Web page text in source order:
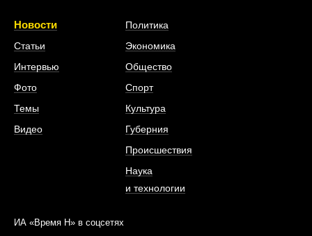
Новости
Статьи
Интервью
Фото
Темы
Видео
Политика
Экономика
Общество
Спорт
Культура
Губерния
Происшествия
Наука
и технологии
ИА «Время Н» в соцсетях